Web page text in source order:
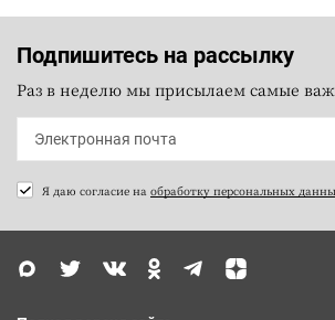
Подпишитесь на рассылку
Раз в неделю мы присылаем самые
Я даю согласие на обработку персональных